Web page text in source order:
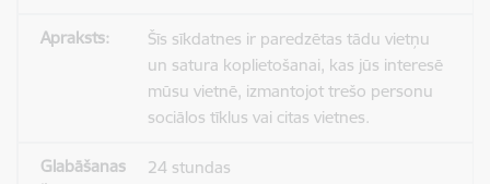
Šīs sīkdatnes ir paredzētas tādu vietņu
un satura koplietošanai, kas jūs interesē
mūsu vietnē, izmantojot trešo personu
sociālos tīklus vai citas vietnes.
24 stundas